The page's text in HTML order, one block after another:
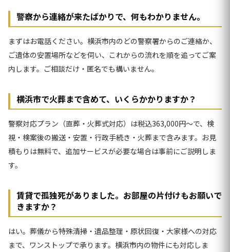
警察から連絡が来たばかりで、何もわかりません。
まずはお電話ください。横浜市内のどの警察署からのご連絡か、
ご遺体の安置場所などを伺い、これからの流れを順を追ってご案
内します。ご相談だけ・匿名でも構いません。
横浜市で火葬まで含めて、いくらかかりますか？
警察対応プラン（直葬・火葬式対応）は税込363,000円〜で、検
視・検案後の搬送・安置・行政手続き・火葬まで含みます。お見
積もりは無料で、追加サービスが必要な場合は事前にご説明しま
す。
賃貸で孤独死がありました。お部屋の片付けもお願いで
きますか？
はい。葬儀から特殊清掃・遺品整理・原状回復・大家様への対応
まで、ワンストップで承ります。横浜市内の物件にも対応しま